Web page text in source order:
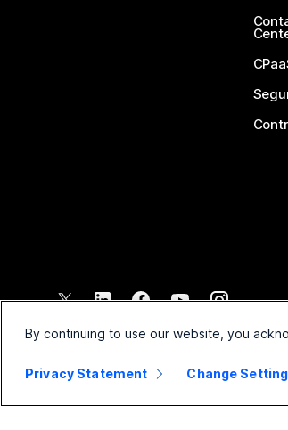
2026 Cisco e/ou suas afiliadas. Todos os
By continuing to use our website, you
Privacy Statement Change